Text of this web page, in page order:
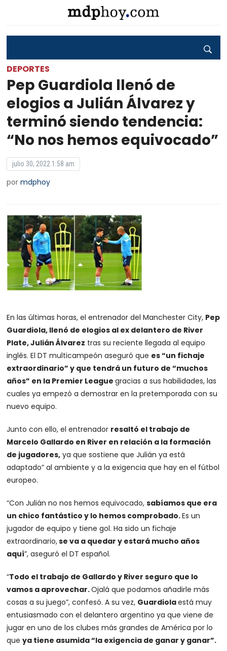
DEPORTES
Pep Guardiola llenó de
elogios a Julián Álvarez y
terminó siendo tendencia:
“No nos hemos equivocado”
julio 30, 2022 1:58 am
pormdphoy
En las últimas horas, el entrenador del Manchester City, Pep
Guardiola, llenó de elogios al ex delantero de River
Plate, Julián Álvarez tras su reciente llegada al equipo
inglés. El DT multicampeón aseguró que es “un fichaje
extraordinario” y que tendrá un futuro de “muchos
años” en la Premier Leaguegracias a sus habilidades, las
cuales ya empezó a demostrar en la pretemporada con su
nuevo equipo.
Junto con ello, el entrenador resaltó el trabajo de
Marcelo Gallardo en River en relación a la formación
de jugadores, ya que sostiene que Julián ya está
adaptado” al ambiente y a la exigencia que hay en el fútbol
europeo.
“Con Julián no nos hemos equivocado,sabíamos que era
un chico fantástico y lo hemos comprobado.Es un
jugador de equipo y tiene gol. Ha sido un fichaje
extraordinario,se va a quedar y estará mucho años
aquí”, aseguró el DT español.
“Todo el trabajo de Gallardo y River seguro que lo
vamos a aprovechar.Ojalá que podamos añadirle más
cosas a su juego”, confesó. A su vez, Guardiolaestá muy
entusiasmado con el delantero argentino ya que viene de
jugar en uno de los clubes más grandes de América por lo
queya tiene asumida “la exigencia de ganar y ganar”.